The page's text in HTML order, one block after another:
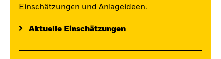
Einschätzungen und Anlageideen.
Aktuelle Einschätzungen